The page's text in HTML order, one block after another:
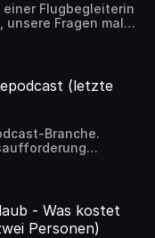
einer Flugbegleiterin
Fragen mal
(letzte
Branche.
trotzdem
und weil wir
for more
- Was kostet
Personen)